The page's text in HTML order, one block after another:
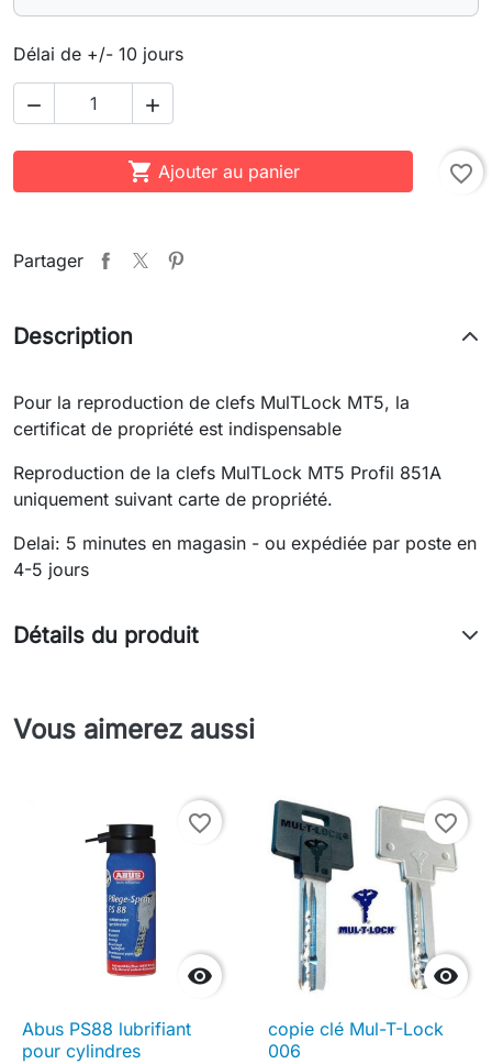
Délai de +/- 10 jours
 
 Ajouter au panier favorite_border
Partager
Description
Pour la reproduction de clefs MulTLock MT5, la
certificat de propriété est indispensable
Reproduction de la clefs MulTLock MT5 Profil 851A
uniquement suivant carte de propriété.
Delai: 5 minutes en magasin - ou expédiée par poste en
4-5 jours
Détails du produit
Vous aimerez aussi

favorite_border
Abus PS88 lubrifiant
pour cylindres

favorite_border
copie clé Mul-T-Lock
006